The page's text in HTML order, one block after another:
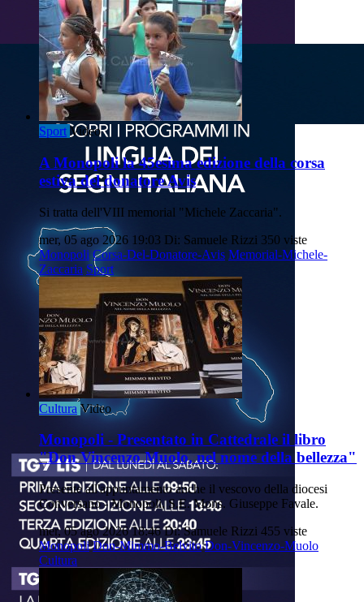
Sport Video
A Monopoli la 45esima edizione della corsa
estiva del donatore Avis
Si tratta dell'VIII memorial "Michele Zaccaria".
mer, 05 ago 2026 19:03 Di: Samuele Rizzi 350 viste
Monopoli Corsa-Del-Donatore-Avis Memorial-Michele-
Zaccaria Sport
Cultura Video
Monopoli - Presentato in Cattedrale il libro
"Don Vincenzo Muolo, nel nome della bellezza"
Presente all'appuntamento anche il vescovo della diocesi
Conversano - Monopoli, S.E. Mons. Giuseppe Favale.
mer, 05 ago 2026 18:46 Di: Samuele Rizzi 455 viste
Monopoli Don-Mimmo-Belvito Don-Vincenzo-Muolo
Cultura